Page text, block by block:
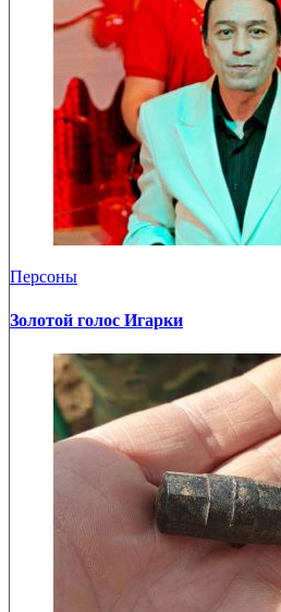
Персоны
Золотой голос Игарки